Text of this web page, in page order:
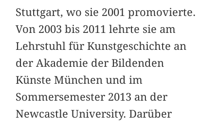
Stuttgart, wo sie 2001 promovierte.
Von 2003 bis 2011 lehrte sie am
Lehrstuhl für Kunstgeschichte an
der Akademie der Bildenden
Künste München und im
Sommersemester 2013 an der
Newcastle University. Darüber